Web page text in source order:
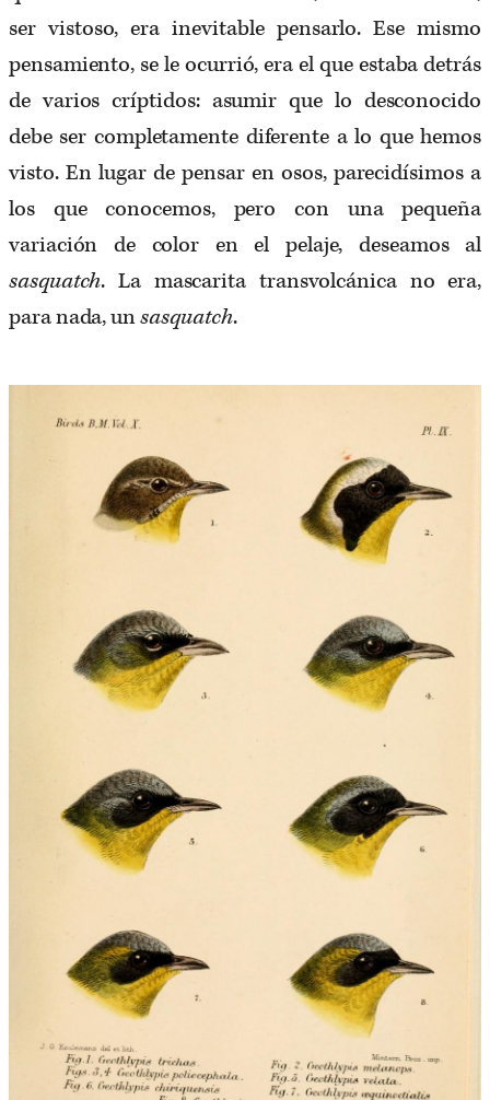
ser vistoso, era inevitable pensarlo. Ese mismo
pensamiento, se le ocurrió, era el que estaba detrás
de varios críptidos: asumir que lo desconocido
debe ser completamente diferente a lo que hemos
visto. En lugar de pensar en osos, parecidísimos a
los que conocemos, pero con una pequeña
variación de color en el pelaje, deseamos al
sasquatch. La mascarita transvolcánica no era,
para nada, unsasquatch.